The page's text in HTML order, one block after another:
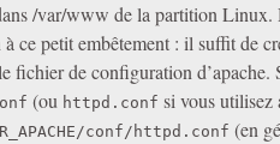
/var/www de la partition Linux.
ce petit embêtement : il suffit de
fichier de configuration d’apache.
(ou httpd.conf si vous utilisez
conf/httpd.conf (en